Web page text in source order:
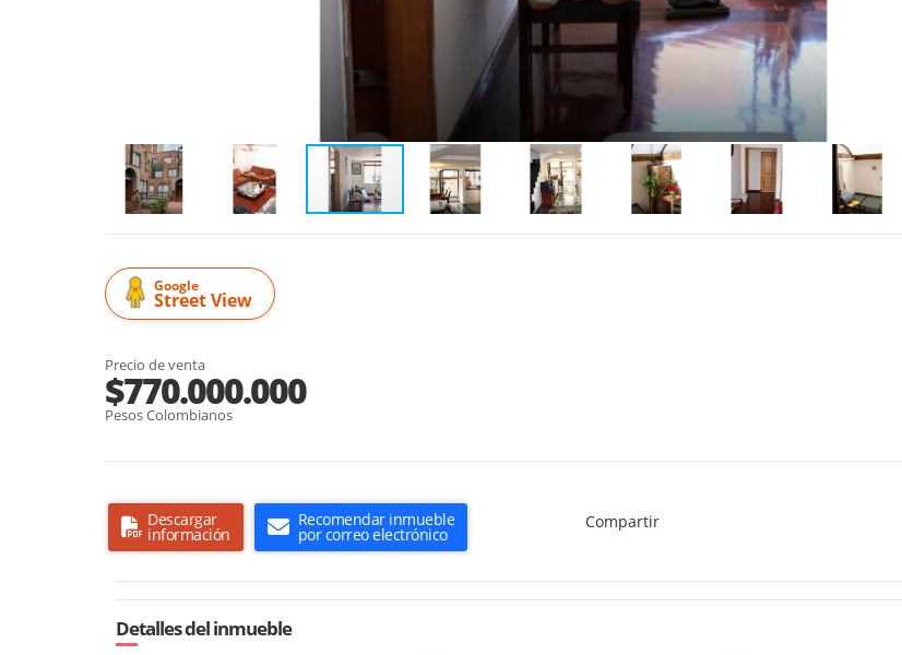
Google
Street View
Precio de venta
$770.000.000
Pesos Colombianos
Descargar
información
Recomendar inmueble
por correo electrónico
Compartir
Detalles del inmueble